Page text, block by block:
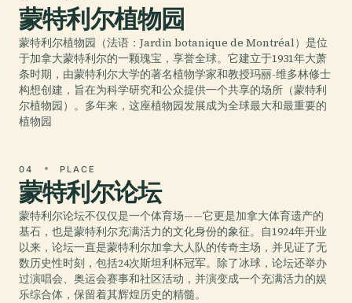
蒙特利尔植物园
蒙特利尔植物园（法语：Jardin botanique de Montréal）是位
于加拿大蒙特利尔的一颗瑰宝，享誉全球。它建立于1931年大萧
条时期，由蒙特利尔大学的著名植物学家和教授玛丽-维多林修士
构想创建，旨在为科学研究和公众提供一个共享的场所（蒙特利
尔植物园）。多年来，这座植物园发展成为全球最大和最重要的
植物园
04 PLACE
蒙特利尔论坛
蒙特利尔论坛不仅仅是一个体育场——它更是加拿大体育遗产的
基石，也是蒙特利尔充满活力的文化身份的象征。自1924年开业
以来，论坛一直是蒙特利尔加拿大人队的传奇主场，并见证了无
数历史性时刻，包括24次斯坦利杯冠军。除了冰球，论坛还举办
过演唱会、奥运会赛事和社区活动，并演变成一个充满活力的娱
乐综合体，保留着其辉煌历史的精髓。